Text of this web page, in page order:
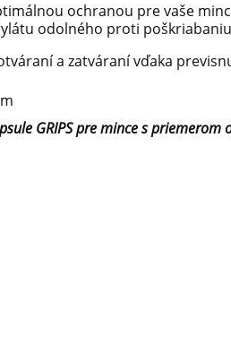
ochranou pre vaše
odolného proti
a zatváraní vďaka
GRIPS pre mince s